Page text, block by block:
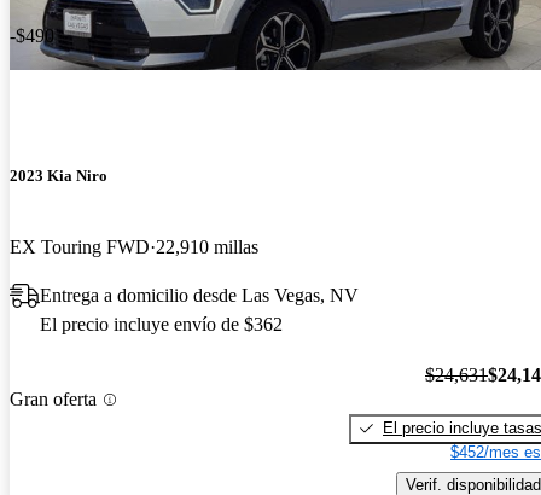
-$490
2023 Kia Niro
EX Touring FWD 22,910 millas
Entrega a domicilio desde Las Vegas, NV
El precio incluye envío de $362
Gran oferta
$24,631
El precio incluye tasas
$452/mes
Verif. disponibilidad